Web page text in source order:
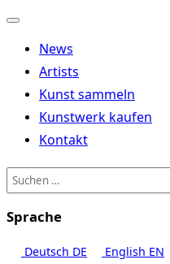
Navigation
umschalten
News
Artists
Kunst sammeln
Kunstwerk kaufen
Kontakt
Suchen
nach:
Sprache
Deutsch DE English EN